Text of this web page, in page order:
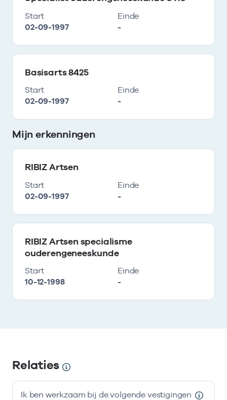
Start
02-09-1997
Einde
-
Basisarts 8425
Start
02-09-1997
Einde
-
Mijn erkenningen
RIBIZ Artsen
Start
02-09-1997
Einde
-
RIBIZ Artsen specialisme
ouderengeneeskunde
Start
10-12-1998
Einde
-
Relaties
Ik ben werkzaam bij de volgende vestigingen